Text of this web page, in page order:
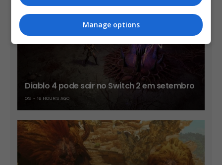
Diablo 4 pode sair no Switch 2 em setembro
OS 16 HOURS AGO
Manage options